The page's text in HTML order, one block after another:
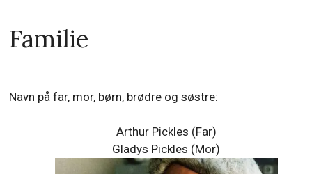
Familie
Navn på far, mor, børn, brødre og søstre:
Arthur Pickles (Far)
Gladys Pickles (Mor)